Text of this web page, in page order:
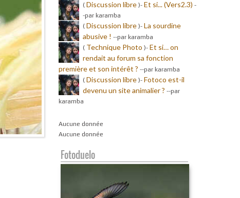
( Discussion libre)- Et si... (Vers2.3) -
-par karamba
( Discussion libre)- La sourdine
abusive ! --par karamba
( Technique Photo )- Et si… on
rendait au forum sa fonction
première et son intérêt ? --par karamba
( Discussion libre)- Fotoco est-il
devenu un site animalier ? --par
karamba
Aucune donnée
Aucune donnée
Fotoduelo